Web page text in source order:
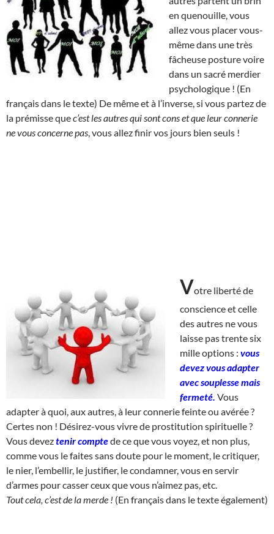
en quenouille, vous
allez vous placer vous-
même dans une très
fâcheuse posture voire
dans un sacré merdier
psychologique ! (En
français dans le texte) De même et à l’inverse, si vous partez de
la prémisse quec’est les autres qui sont cons et que leur connerie
ne vous concerne pas , vous allez finir vos jours bien seuls !
Votre liberté de
conscience et celle
des autres ne vous
laisse pas trente six
mille options : vous
devez vous adapter
avec souplesse mais
fermeté. Vous
adapter à quoi, aux autres, à leur connerie feinte ou avérée ?
Certes non ! Désirez-vous vivre de prostitution spirituelle ?
Vous deveztenir comptede ce que vous voyez, et non plus,
comme vous le faites sans doute pour le moment, le critiquer,
le nier, l’embellir, le justifier, le condamner, vous en servir
d’armes pour casser ceux que vous n’aimez pas, etc.
Tout cela, c’est de la merde ! (En français dans le texte également)